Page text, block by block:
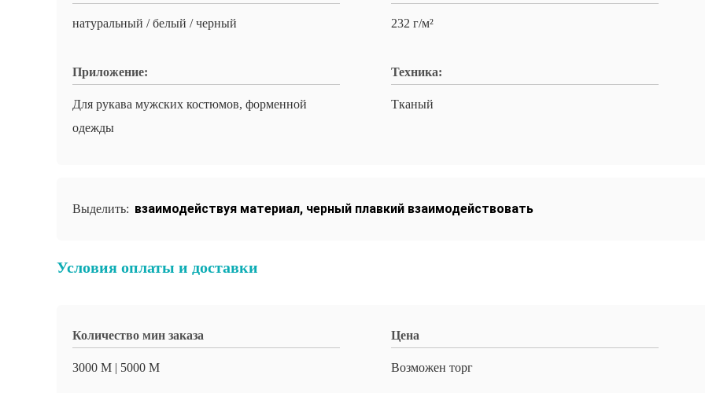
натуральный / белый / черный 232 г/м²
Приложение:
Для рукава мужских костюмов, форменной
одежды
Техника:
Тканый
Выделить: взаимодействуя материал, черный плавкий взаимодействовать
Условия оплаты и доставки
Количество мин заказа
3000 M | 5000 M
Цена
Возможен торг